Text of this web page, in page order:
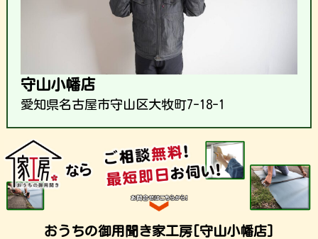
守山小幡店
愛知県名古屋市守山区大牧町7-18-1
おうちの御用聞き家工房[守山小幡店]